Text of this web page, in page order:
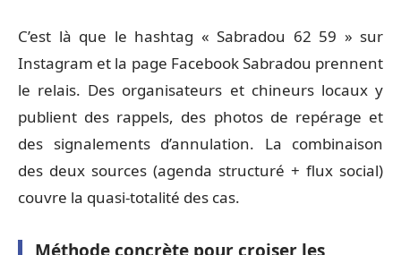
C’est là que le hashtag « Sabradou 62 59 » sur
Instagram et la page Facebook Sabradou prennent
le relais. Des organisateurs et chineurs locaux y
publient des rappels, des photos de repérage et
des signalements d’annulation. La combinaison
des deux sources (agenda structuré + flux social)
couvre la quasi-totalité des cas.
Méthode concrète pour croiser les